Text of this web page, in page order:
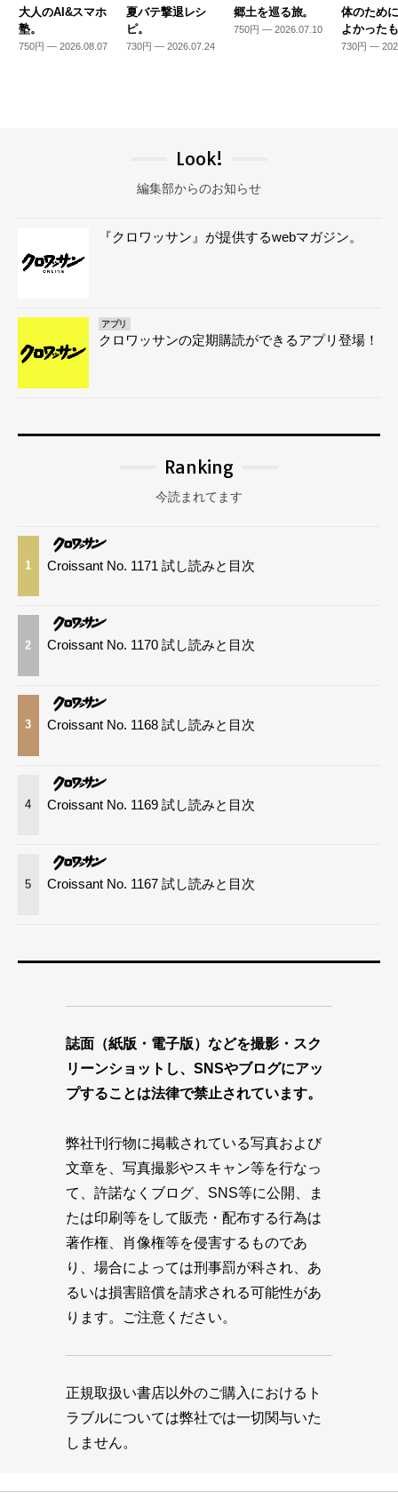
大人のAI&スマホ
塾。
750円 — 2026.08.07
夏バテ撃退レシ
ピ。
730円 — 2026.07.24
郷土を巡る旅。
750円 — 2026.07.10
体のため
よかった
730円 —
Look!
編集部からのお知らせ
『クロワッサン』が提供するwebマガジン。
アプリ
クロワッサンの定期購読ができるアプリ登場！
Ranking
今読まれてます
1 Croissant No. 1171 試し読みと目次
2 Croissant No. 1170 試し読みと目次
3 Croissant No. 1168 試し読みと目次
4 Croissant No. 1169 試し読みと目次
5 Croissant No. 1167 試し読みと目次
誌面（紙版・電子版）などを撮影・スク
リーンショットし、SNSやブログにアッ
プすることは法律で禁止されています。
弊社刊行物に掲載されている写真および
文章を、写真撮影やスキャン等を行なっ
て、許諾なくブログ、SNS等に公開、ま
たは印刷等をして販売・配布する行為は
著作権、肖像権等を侵害するものであ
り、場合によっては刑事罰が科され、あ
るいは損害賠償を請求される可能性があ
ります。ご注意ください。
正規取扱い書店以外のご購入におけるト
ラブルについては弊社では一切関与いた
しません。